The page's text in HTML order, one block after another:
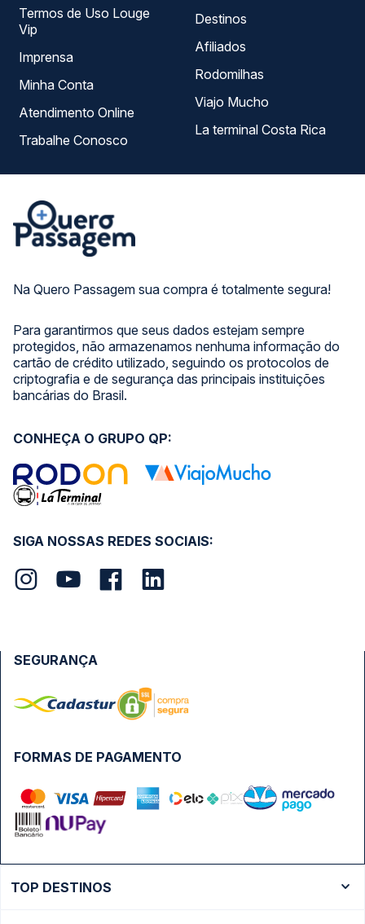
Na Quero Passagem sua compra é totalmente segura!
Para garantirmos que seus dados estejam sempre
protegidos, não armazenamos nenhuma informação do
cartão de crédito utilizado, seguindo os protocolos de
criptografia e de segurança das principais instituições
bancárias do Brasil.
Termos de Uso Louge
Vip
Imprensa
Minha Conta
Atendimento Online
Trabalhe Conosco
Destinos
Afiliados
Rodomilhas
Viajo Mucho
La terminal Costa Rica
SIGA NOSSAS REDES SOCIAIS:
CONHEÇA O GRUPO QP:
FORMAS DE PAGAMENTO
SEGURANÇA
TOP DESTINOS